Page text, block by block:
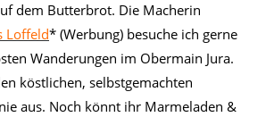
dem Butterbrot. Die Macherin
Loffeld* (Werbung) besuche ich gerne
Wanderungen im Obermain Jura.
köstlichen, selbstgemachten
aus. Noch könnt ihr Marmeladen &